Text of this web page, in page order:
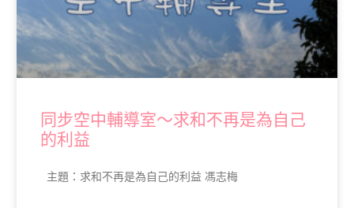
同步空中輔導室～求和不再是為自己
的利益
主題：求和不再是為自己的利益 馮志梅